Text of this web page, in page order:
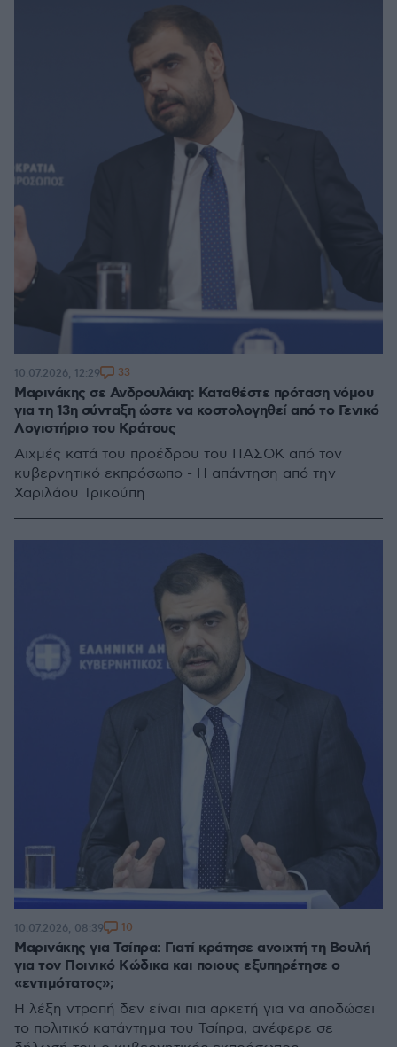
Μαρινάκης σε Ανδρουλάκη: Καταθέστε πρόταση νόμου
για τη 13η σύνταξη ώστε να κοστολογηθεί από το Γενικό
Λογιστήριο του Κράτους
Αιχμές κατά του προέδρου του ΠΑΣΟΚ από τον
κυβερνητικό εκπρόσωπο - Η απάντηση από την
Χαριλάου Τρικούπη
10.07.2026, 12:29 33
Μαρινάκης για Τσίπρα: Γιατί κράτησε ανοιχτή τη Βουλή
για τον Ποινικό Κώδικα και ποιους εξυπηρέτησε ο
«εντιμότατος»;
Η λέξη ντροπή δεν είναι πια αρκετή για να αποδώσει
το πολιτικό κατάντημα του Τσίπρα, ανέφερε σε
10.07.2026, 08:39 10